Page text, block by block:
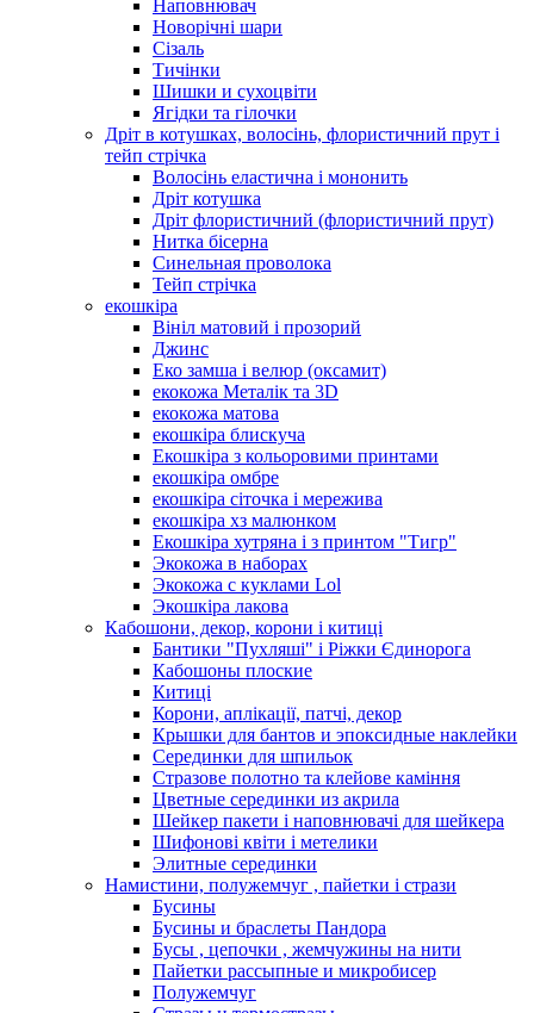
Наповнювач
Новорічні шари
Сізаль
Тичінки
Шишки и сухоцвіти
Ягідки та гілочки
Дріт в котушках, волосінь, флористичний прут і
тейп стрічка
Волосінь еластична і мононить
Дріт котушка
Дріт флористичний (флористичний прут)
Нитка бісерна
Синельная проволока
Тейп стрічка
екошкіра
Вініл матовий і прозорий
Джинс
Еко замша і велюр (оксамит)
екокожа Металік та 3D
екокожа матова
екошкіра блискуча
Екошкіра з кольоровими принтами
екошкіра омбре
екошкіра сіточка і мережива
екошкіра хз малюнком
Екошкіра хутряна і з принтом "Тигр"
Экокожа в наборах
Экокожа с куклами Lol
Экошкiра лакова
Кабошони, декор, корони і китиці
Бантики "Пухляші" і Ріжки Єдинорога
Кабошоны плоские
Китиці
Корони, аплікації, патчі, декор
Крышки для бантов и эпоксидные наклейки
Серединки для шпильок
Стразове полотно та клейове каміння
Цветные серединки из акрила
Шейкер пакети і наповнювачі для шейкера
Шифонові квіти і метелики
Элитные серединки
Намистини, полужемчуг , пайетки і стрази
Бусины
Бусины и браслеты Пандора
Бусы , цепочки , жемчужины на нити
Пайетки рассыпные и микробисер
Полужемчуг